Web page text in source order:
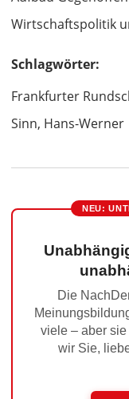
Wirtschaftspolitik
Schlagwörter:
Frankfurter
Sinn, Hans-Werner
NEU:
Die
viele – aber
wir Sie,